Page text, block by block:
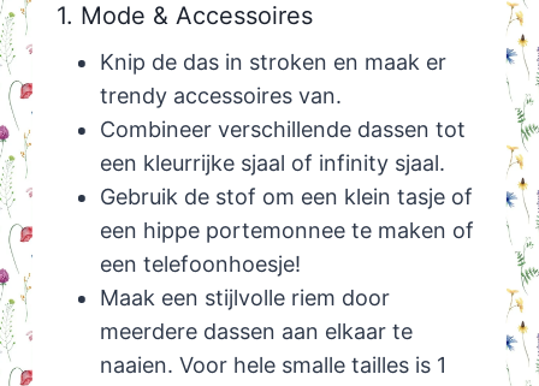
1. Mode & Accessoires
Knip de das in stroken en maak er
trendy accessoires van.
Combineer verschillende dassen tot
een kleurrijke sjaal of infinity sjaal.
Gebruik de stof om een klein tasje of
een hippe portemonnee te maken of
een telefoonhoesje!
Maak een stijlvolle riem door
meerdere dassen aan elkaar te
naaien. Voor hele smalle tailles is 1